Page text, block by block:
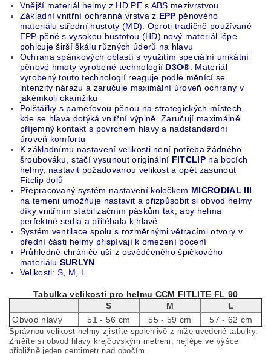
Vnější materiál helmy z HD PE s ABS mezivrstvou
Základní vnitřní ochranná vrstva z EPP pěnového
materiálu střední hustoty (MD). Oproti tradičně používané
EPP pěně s vysokou hustotou (HD) nový materiál lépe
pohlcuje širší škálu různých úderů na hlavu
Ochrana spánkových oblastí s využitím speciální unikátní
pěnové hmoty vyrobené technologií D3O® . Materiál
vyrobený touto technologií reaguje podle měnící se
intenzity nárazu a zaručuje maximální úroveň ochrany v
jakémkoli okamžiku
Polštářky s paměťovou pěnou na strategických místech,
kde se hlava dotýká vnitřní výplně. Zaručují maximálně
příjemný kontakt s povrchem hlavy a nadstandardní
úroveň komfortu
K základnímu nastavení velikosti není potřeba žádného
šroubováku, stačí vysunout originální FITCLIP na bocích
helmy, nastavit požadovanou velikost a opět zasunout
Fitclip dolů
Přepracovaný systém nastavení kolečkem MICRODIAL III
na temeni umožňuje nastavit a přizpůsobit si obvod helmy
díky vnitřním stabilizačním páskům tak, aby helma
perfektně sedla a přiléhala k hlavě
Systém ventilace spolu s rozměrnými větracími otvory v
přední části helmy přispívají k omezení pocení
Průhledné chrániče uší z osvědčeného špičkového
materiálu SURLYN
Velikosti: S, M, L
Tabulka velikostí pro helmu CCM FITLITE FL 90
S
M
L
Obvod hlavy
51 - 56 cm 55 - 59 cm 57 - 62 cm
Správnou velikost helmy zjistíte spolehlivě z níže uvedené tabulky.
Změřte si obvod hlavy krejčovským metrem, nejlépe ve výšce
přibližně jeden centimetr nad obočím.